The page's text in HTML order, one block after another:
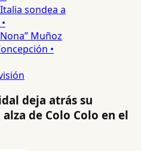
sondea a
Muñoz
•
deja atrás su
de Colo Colo en el